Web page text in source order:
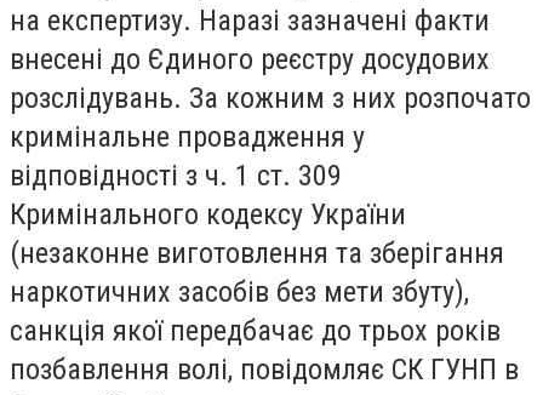
на експертизу. Наразі зазначені факти
внесені до Єдиного реєстру досудових
розслідувань. За кожним з них розпочато
кримінальне провадження у
відповідності з ч. 1 ст. 309
Кримінального кодексу України
(незаконне виготовлення та зберігання
наркотичних засобів без мети збуту),
санкція якої передбачає до трьох років
позбавлення волі, повідомляє СК ГУНП в